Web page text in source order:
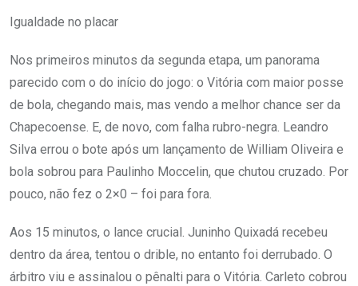
Igualdade no placar
Nos primeiros minutos da segunda etapa, um panorama
parecido com o do início do jogo: o Vitória com maior posse
de bola, chegando mais, mas vendo a melhor chance ser da
Chapecoense. E, de novo, com falha rubro-negra. Leandro
Silva errou o bote após um lançamento de William Oliveira e
bola sobrou para Paulinho Moccelin, que chutou cruzado. Por
pouco, não fez o 2×0 – foi para fora.
Aos 15 minutos, o lance crucial. Juninho Quixadá recebeu
dentro da área, tentou o drible, no entanto foi derrubado. O
árbitro viu e assinalou o pênalti para o Vitória. Carleto cobrou